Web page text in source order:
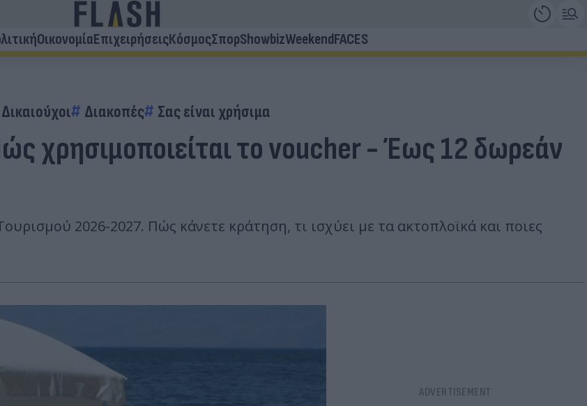
ΟικονομίαΕπιχειρήσειςΚόσμοςΣπορShowbizWeekendFACES
Δικαιούχοι Διακοπές Σας είναι χρήσιμα
χρησιμοποιείται το voucher - Έως 12 δωρεάν
2026-2027. Πώς κάνετε κράτηση, τι ισχύει με τα ακτοπλοϊκά και ποιες